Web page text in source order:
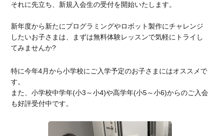
それに先立ち、新規入会生の受付を開始いたします。
新年度から新たにプログラミングやロボット製作にチャレンジ
したいお子さまは、まずは無料体験レッスンで気軽にトライし
てみませんか?
特に今年4月から小学校にご入学予定のお子さまにはオススメで
す。
また、小学校中学年(小3～小4)や高学年(小5～小6)からのご入会
も好評受付中です。